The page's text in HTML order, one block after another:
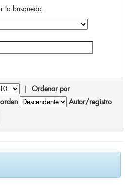
la busqueda.
| Ordenar por
orden
Autor/registro